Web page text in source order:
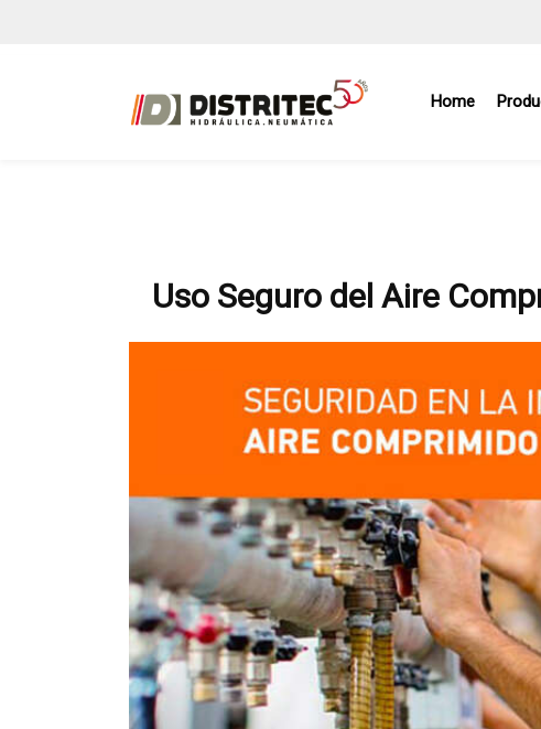
Home
Uso Seguro del Aire